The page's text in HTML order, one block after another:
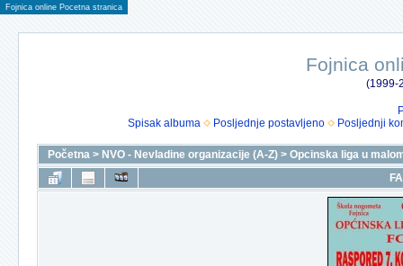
Fojnica online Pocetna stranica
Fojnica
(1999-
Spisak albuma
Posljednje postavljeno Posljednji
Početna > NVO - Nevladine organizacije (A-Z) > Opcinska liga u